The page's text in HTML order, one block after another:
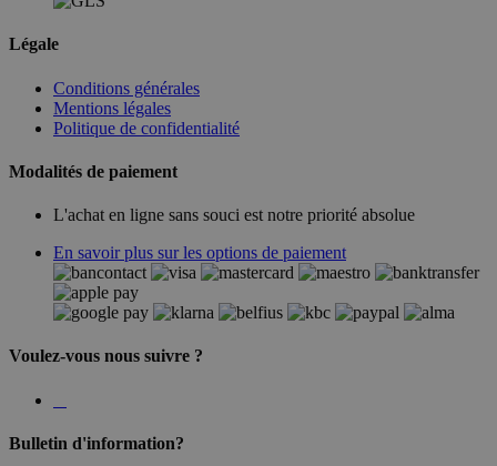
Légale
Conditions générales
Mentions légales
Politique de confidentialité
Modalités de paiement
L'achat en ligne sans souci est notre priorité absolue
En savoir plus sur les options de paiement
Voulez-vous nous suivre ?
Bulletin d'information?